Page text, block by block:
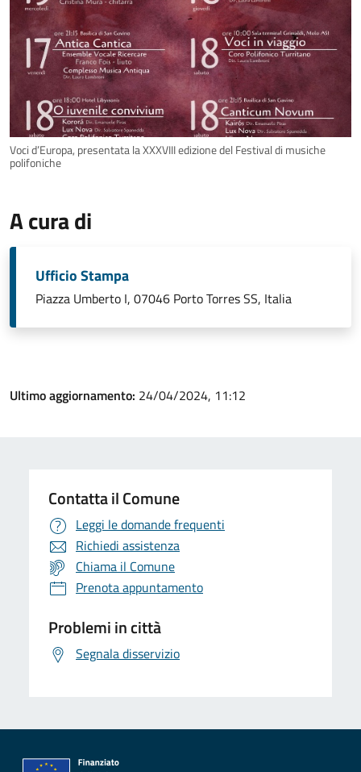
Voci d’Europa, presentata la XXXVIII edizione del Festival di musiche
polifoniche
A cura di
Ufficio Stampa
Piazza Umberto I, 07046 Porto Torres SS, Italia
Ultimo aggiornamento: 24/04/2024, 11:12
Contatta il Comune
Leggi le domande frequenti
Richiedi assistenza
Chiama il Comune
Prenota appuntamento
Problemi in città
Segnala disservizio